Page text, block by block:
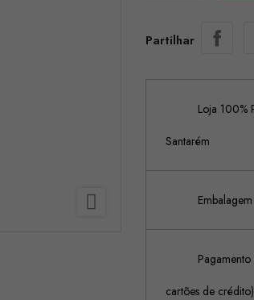

Partilhar
Loja 100%
Santarém
cartões de crédito)